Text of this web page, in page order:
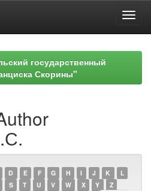
государственный
Скорины"
D E F G H I J K
L
S T U V W X Y Z